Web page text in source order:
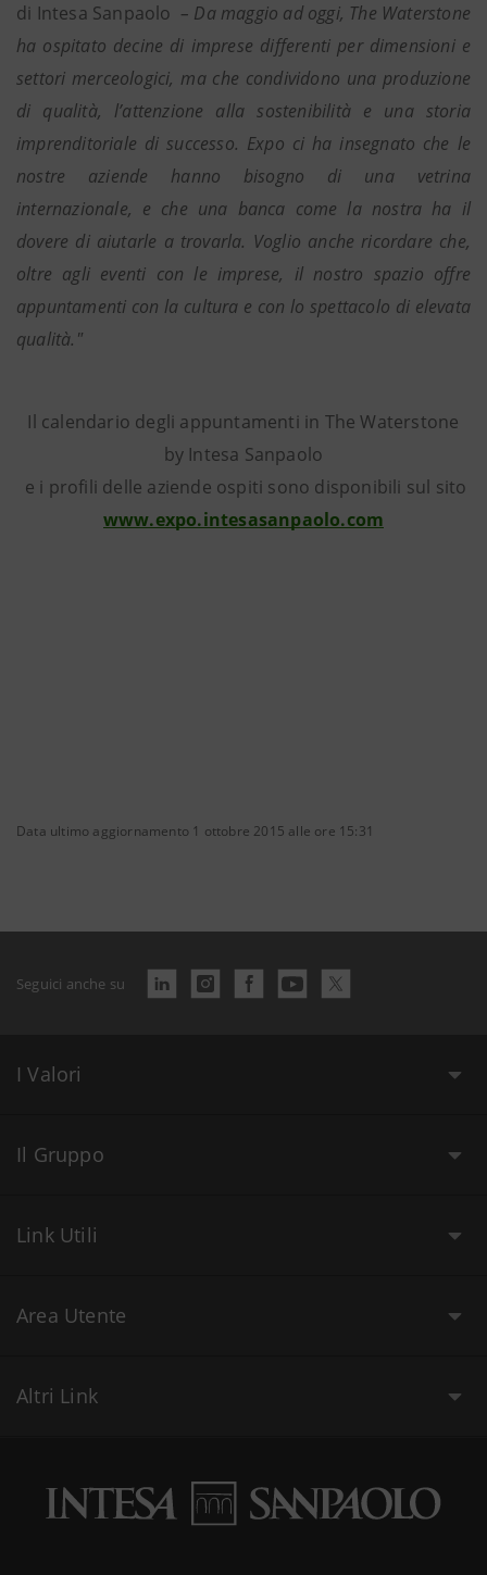
di Intesa Sanpaolo – Da maggio ad oggi, The Waterstone
ha ospitato decine di imprese differenti per dimensioni e
settori merceologici, ma che condividono una produzione
di qualità, l’attenzione alla sostenibilità e una storia
imprenditoriale di successo. Expo ci ha insegnato che le
nostre aziende hanno bisogno di una vetrina
internazionale, e che una banca come la nostra ha il
dovere di aiutarle a trovarla. Voglio anche ricordare che,
oltre agli eventi con le imprese, il nostro spazio offre
appuntamenti con la cultura e con lo spettacolo di elevata
qualità."
Il calendario degli appuntamenti in The Waterstone
by Intesa Sanpaolo
e i profili delle aziende ospiti sono disponibili sul sito
www.expo.intesasanpaolo.com
Data ultimo aggiornamento 1 ottobre 2015 alle ore 15:31
Seguici anche su
I Valori
Il Gruppo
Link Utili
Area Utente
Altri Link